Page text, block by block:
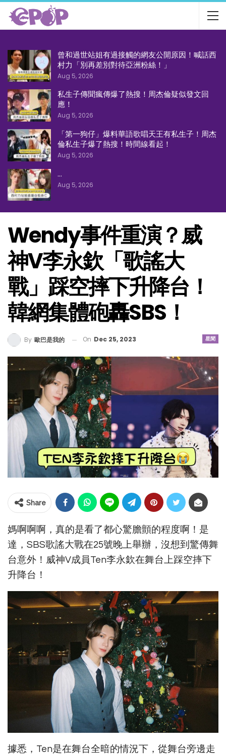
曾和過世站姐有過接觸的網友公開原因！喊話西
村力「別再差別對待亞洲粉絲！」
Aug 5, 2026
私生子傳聞瘋傳爆了熱搜！周杰倫疑似發文回
應！
Aug 5, 2026
「第一狗仔」爆料華語歌唱天王有私生子！周杰
倫私生子爆了熱搜！時間線看起！
Aug 5, 2026
…
Aug 5, 2026
Wendy事件重演？威
神V李永欽「歌謠大
戰」踩空摔下升降台！
韓網集體砲轟SBS！
星聞
By 歐巴是我的 On Dec 25, 2023
Share
媽啊啊啊，真的是看了都心驚膽顫的程度啊！是
達，SBS歌謠大戰在25號晚上舉辦，沒想到驚傳舞
台意外！威神V成員Ten李永欽在舞台上踩空摔下
升降台！
據悉，Ten是在舞台全暗的情況下，從舞台旁邊走